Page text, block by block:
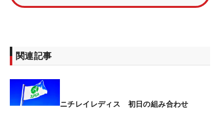
2週前の「ヨネックスレディス」でツアー初優勝を
る。
順位を入れ替える第1回リランキングが実施。出場
権をかけた争いも山場を迎える。
関連記事
ニチレイレディス 初日の組み合わせ